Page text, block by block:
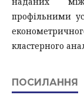
профільними
кластерного
ПОСИЛАННЯ